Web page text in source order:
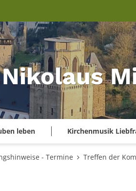
leben Kirchenmusik
- Termine Treffen der